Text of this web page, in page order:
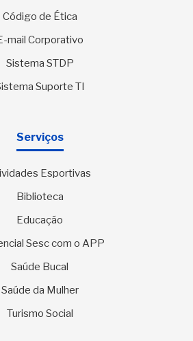
Código de Ética
mail Corporativo
Sistema STDP
Suporte TI
Serviços
Esportivas
Biblioteca
Educação
Sesc com o APP
Saúde Bucal
Saúde da Mulher
Turismo Social